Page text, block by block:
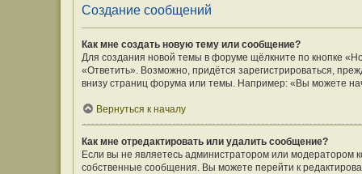
Создание сообщений
Как мне создать новую тему или сообщение?
Для создания новой темы в форуме щёлкните по кнопке
«Ответить». Возможно, придётся зарегистрироваться,
внизу страниц форума или темы. Например: «Вы можете
Вернуться к началу
Как мне отредактировать или удалить сообщение?
Если вы не являетесь администратором или модератором
собственные сообщения. Вы можете перейти к